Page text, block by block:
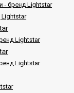
- бренд Lightstar
Lightstar
Lightstar